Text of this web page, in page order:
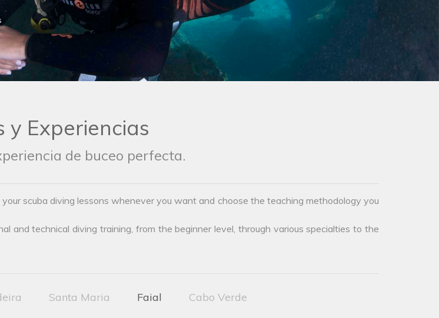
y Experiencias
de buceo perfecta.
scuba diving lessons whenever you want and choose the teaching methodology you
and technical diving training, from the beginner level, through various specialties to the
Santa Maria Faial Cabo Verde